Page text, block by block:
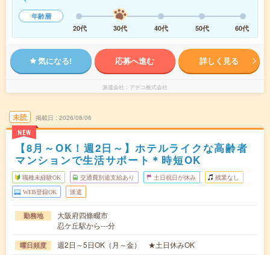
年齢層
20代
30代 40代 50代 60代
気になる! 応募へ進む 詳しく見る
派遣会社 アデコ株式会社
未読
NEW
掲載日 2026/08/06
【8月～OK！週2日～】ホテルライクな高齢者
マンションで生活サポート＊時短OK
職種未経験OK 交通費別途支給あり 土日祝日が休み 残業なし
WEB登録OK 派遣
勤務地
大阪府四條畷市
忍ケ丘駅から---分
曜日頻度 週2日～5日OK（月～金） ★土日休みOK